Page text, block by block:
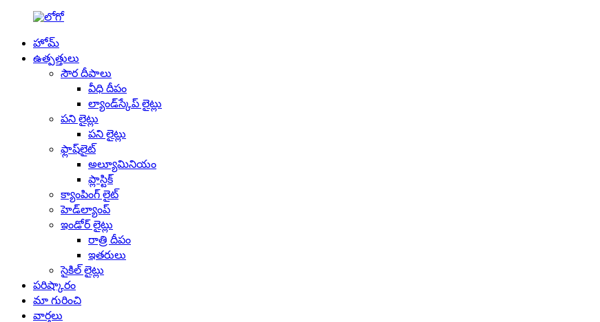
హోమ్
ఉత్పత్తులు
సౌర దీపాలు
వీధి దీపం
ల్యాండ్‌స్కేప్ లైట్లు
పని లైట్లు
పని లైట్లు
ఫ్లాష్‌లైట్
అల్యూమినియం
ప్లాస్టిక్
క్యాంపింగ్ లైట్
హెడ్‌ల్యాంప్
ఇండోర్ లైట్లు
రాత్రి దీపం
ఇతరులు
సైకిల్ లైట్లు
పరిష్కారం
మా గురించి
వార్తలు